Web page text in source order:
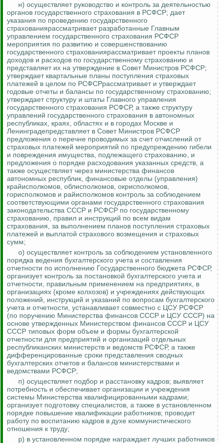
н) осуществляет руководство и контроль за деятельностью
органов государственного страхования в РСФСР; дает
указания по проведению государственного
страхованиярассматривает разработанные Главным
управлением государственного страхования РСФСР
мероприятия по развитию и совершенствованию
государственного страхованиярассматривает проекты планов
доходов и расходов по государственному страхованию и
представляет их на утверждение в Совет Министров РСФСР;
утверждает квартальные планы поступления страховых
платежей в целом по РСФСРрассматривает и утверждает
годовые отчеты и балансы по государственному страхованию;
утверждает структуру и штаты Главного управления
государственного страхования РСФСР, а также структуру
управлений государственного страхования в автономных
республиках, краях, областях и в городах Москве и
Ленинградепредставляет в Совет Министров РСФСР
предложения о перечне проводимых за счет отчислений от
страховых платежей мероприятий по предупреждению гибели
и повреждения имущества, подлежащего страхованию, и
предложения о порядке расходования указанных средств, а
также осуществляет через министерства финансов
автономных республик, финансовые отделы (управления)
крайисполкомов, облисполкомов, окрисполкомов,
горисполкомов и райисполкомов контроль за соблюдением
соответствующими органами государственного страхования
законодательства СССР и РСФСР по государственному
страхованию, правил и инструкций по всем видам
страхования, за выполнением планов поступления страховых
платежей и выплатой страхового возмещения и страховых
сумм;
о) осуществляет контроль за соблюдением установленного
порядка ведения бухгалтерского учета и составления
отчетности по исполнению Государственного бюджета РСФСР,
организует контроль за постановкой бухгалтерского учета и
отчетности, правильным применением на предприятиях, в
организациях (кроме колхозов) и учреждениях действующих
положений, инструкций и указаний по вопросам бухгалтерского
учета и отчетности, устанавливает совместно с ЦСУ РСФСР
(по поручению Министерства финансов СССР и ЦСУ СССР) на
основе утвержденных Министерством финансов СССР и ЦСУ
СССР типовых форм объем и формы бухгалтерской
отчетности для предприятий и организаций отдельных
республиканских министерств и ведомств РСФСР, а также
дифференцированные сроки представления сводных
бухгалтерских отчетов и балансов министерствами и
ведомствами РСФСР;
п) осуществляет подбор и расстановку кадров; выявляет
потребность и обеспечивает организации и учреждения
системы Министерства квалифицированными кадрами;
организует подготовку специалистов, а также в установленном
порядке повышение квалификации работников; проводит
работу по воспитанию кадров в духе коммунистического
отношения к труду;
р) в установленном порядке награждает лучших работников